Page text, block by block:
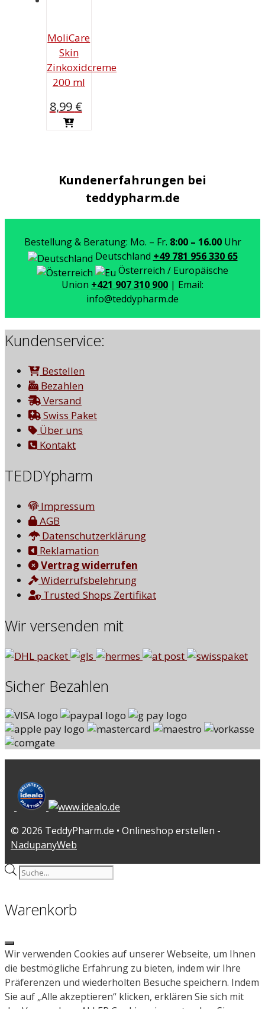
MoliCare
Skin
Zinkoxidcreme
200 ml
8,99 €
Kundenerfahrungen bei
teddypharm.de
Bestellung & Beratung: Mo. – Fr. 8:00 – 16.00Uhr
Deutschland +49 781 956 330 65
Österreich / Europäische
Union +421 907 310 900 | Email:
info@teddypharm.de
Kundenservice:
Bestellen
Bezahlen
Versand
Swiss Paket
Über uns
Kontakt
TEDDYpharm
Impressum
AGB
Datenschutzerklärung
Reklamation
Vertrag widerrufen
Widerrufsbelehrung
Trusted Shops Zertifikat
Wir versenden mit
Sicher Bezahlen
© 2026 TeddyPharm.de • Onlineshop erstellen -
NadupanyWeb
Products
search
Warenkorb
Close
Wir verwenden Cookies auf unserer Webseite, um Ihnen
die bestmögliche Erfahrung zu bieten, indem wir Ihre
Präferenzen und wiederholten Besuche speichern. Indem
Sie auf „Alle akzeptieren“ klicken, erklären Sie sich mit